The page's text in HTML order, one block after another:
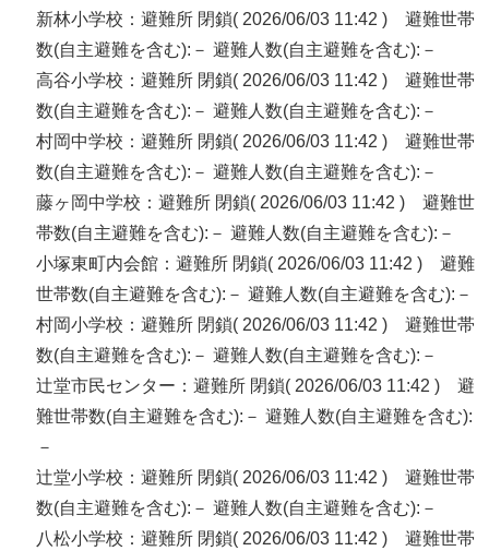
新林小学校：避難所 閉鎖( 2026/06/03 11:42 ) 避難世帯
数(自主避難を含む):－ 避難人数(自主避難を含む):－
高谷小学校：避難所 閉鎖( 2026/06/03 11:42 ) 避難世帯
数(自主避難を含む):－ 避難人数(自主避難を含む):－
村岡中学校：避難所 閉鎖( 2026/06/03 11:42 ) 避難世帯
数(自主避難を含む):－ 避難人数(自主避難を含む):－
藤ヶ岡中学校：避難所 閉鎖( 2026/06/03 11:42 ) 避難世
帯数(自主避難を含む):－ 避難人数(自主避難を含む):－
小塚東町内会館：避難所 閉鎖( 2026/06/03 11:42 ) 避難
世帯数(自主避難を含む):－ 避難人数(自主避難を含む):－
村岡小学校：避難所 閉鎖( 2026/06/03 11:42 ) 避難世帯
数(自主避難を含む):－ 避難人数(自主避難を含む):－
辻堂市民センター：避難所 閉鎖( 2026/06/03 11:42 ) 避
難世帯数(自主避難を含む):－ 避難人数(自主避難を含む):
－
辻堂小学校：避難所 閉鎖( 2026/06/03 11:42 ) 避難世帯
数(自主避難を含む):－ 避難人数(自主避難を含む):－
八松小学校：避難所 閉鎖( 2026/06/03 11:42 ) 避難世帯